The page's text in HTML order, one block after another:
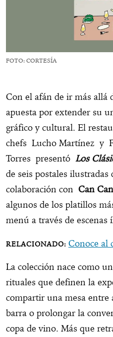
FOTO: CORTESÍA
Con el afán de ir más allá
apuesta por extender su
gráfico y cultural. El
chefs Lucho Martínez y
Torres presentó Los
de seis postales ilustradas
colaboración con Can
algunos de los platillos
menú a través de
Conoce al
La colección nace como
rituales que definen la
compartir una mesa entre
barra o prolongar la
copa de vino. Más que